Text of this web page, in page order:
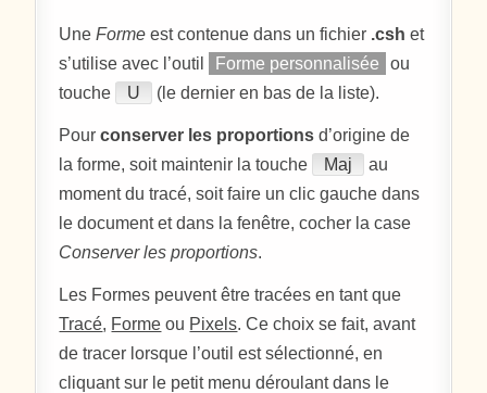
UneForme est contenue dans un fichier .csh et
s’utilise avec l’outil
Forme personnalisée
ou
touche
U (le dernier en bas de la liste).
Pourconserver les proportions d’origine de
la forme, soit maintenir la touche
Maj
au
moment du tracé, soit faire un clic gauche dans
le document et dans la fenêtre, cocher la case
Conserver les proportions.
Les Formes peuvent être tracées en tant que
Tracé, Forme ou Pixels. Ce choix se fait, avant
de tracer lorsque l’outil est sélectionné, en
cliquant sur le petit menu déroulant dans le